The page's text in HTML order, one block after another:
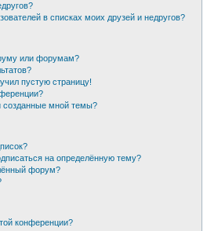
в списках моих друзей и недругов?
или форумам?
пустую страницу!
созданные мной темы?
на определённую тему?
форум?
конференции?